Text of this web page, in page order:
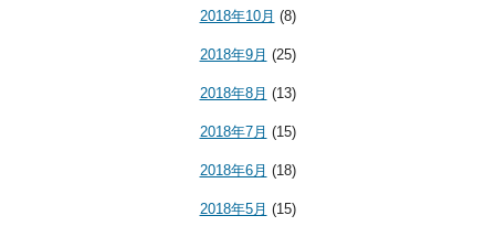
2018年10月 (8)
2018年9月 (25)
2018年8月 (13)
2018年7月 (15)
2018年6月 (18)
2018年5月 (15)